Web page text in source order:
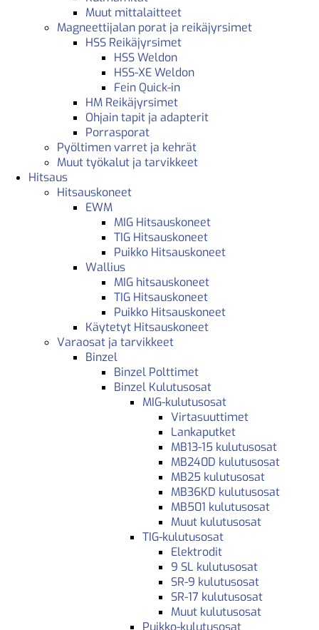
Muut mittalaitteet
Magneettijalan porat ja reikäjyrsimet
HSS Reikäjyrsimet
HSS Weldon
HSS-XE Weldon
Fein Quick-in
HM Reikäjyrsimet
Ohjain tapit ja adapterit
Porrasporat
Pyöltimen varret ja kehrät
Muut työkalut ja tarvikkeet
Hitsaus
Hitsauskoneet
EWM
MIG Hitsauskoneet
TIG Hitsauskoneet
Puikko Hitsauskoneet
Wallius
MIG hitsauskoneet
TIG Hitsauskoneet
Puikko Hitsauskoneet
Käytetyt Hitsauskoneet
Varaosat ja tarvikkeet
Binzel
Binzel Polttimet
Binzel Kulutusosat
MIG-kulutusosat
Virtasuuttimet
Lankaputket
MB13-15 kulutusosat
MB240D kulutusosat
MB25 kulutusosat
MB36KD kulutusosat
MB501 kulutusosat
Muut kulutusosat
TIG-kulutusosat
Elektrodit
9 SL kulutusosat
SR-9 kulutusosat
SR-17 kulutusosat
Muut kulutusosat
Puikko-kulutusosat